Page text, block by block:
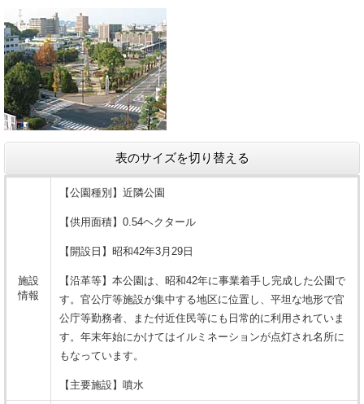
表のサイズを切り替える
施設
情報
【公園種別】近隣公園
【供用面積】0.54ヘクタール
【開設日】昭和42年3月29日
【沿革等】本公園は、昭和42年に事業着手し完成した公園で
す。官公庁等施設が集中する地区に位置し、平坦な地形で官
公庁等勤務者、また付近住民等にも日常的に利用されていま
す。年末年始にかけてはイルミネーションが点灯され名所に
もなっています。
【主要施設】噴水